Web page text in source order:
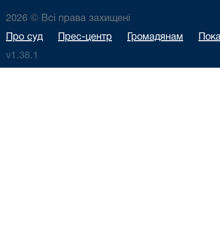
2026 © Всі права захищені
Про суд Прес-центр Громадянам
v1.38.1